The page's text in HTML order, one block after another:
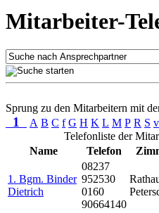
Mitarbeiter-
Sprung zu den Mitarbeitern mit
1 A B C f G H K L M P R S v
Telefonliste der
Name
Telefon
1. Bgm. Binder
Dietrich
08237
952530
0160
90664140